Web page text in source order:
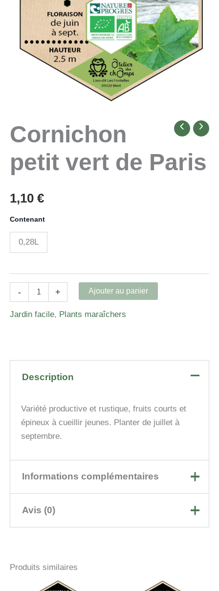
Cornichon
petit vert de Paris
1,10 €
Contenant
0,28L
-
petit
+ Ajouter au panier
Jardin facile, Plants maraîchers
Description
Variété productive et rustique, fruits courts et
épineux à cueillir jeunes. Planter de juillet à
septembre.
Informations complémentaires
Contenant
Avis (0)
Soyez le premier à laisser
Produits similaires